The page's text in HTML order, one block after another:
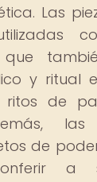
Las
que
y ritual
ritos de
de
a